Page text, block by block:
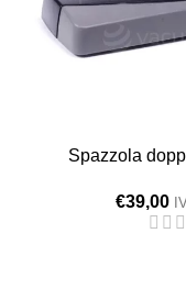
Spazzola
€39,00